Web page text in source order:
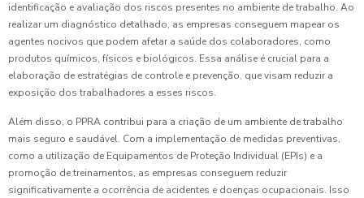
identificação e avaliação dos riscos presentes no ambiente de trabalho. Ao
realizar um diagnóstico detalhado, as empresas conseguem mapear os
agentes nocivos que podem afetar a saúde dos colaboradores, como
produtos químicos, físicos e biológicos. Essa análise é crucial para a
elaboração de estratégias de controle e prevenção, que visam reduzir a
exposição dos trabalhadores a esses riscos.
Além disso, o PPRA contribui para a criação de um ambiente de trabalho
mais seguro e saudável. Com a implementação de medidas preventivas,
como a utilização de Equipamentos de Proteção Individual (EPIs) e a
promoção de treinamentos, as empresas conseguem reduzir
significativamente a ocorrência de acidentes e doenças ocupacionais. Isso